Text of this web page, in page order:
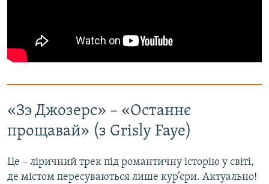
«Зэ Джозерс» – «Останнє
прощавай» (з Grisly Faye)
Це – ліричний трек під романтичну історію у світі,
де містом пересуваються лише кур’єри. Актуально!